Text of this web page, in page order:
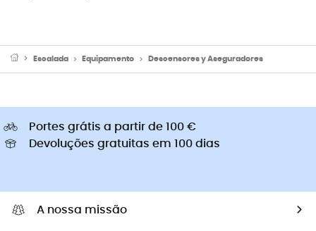
Escalada Equipamento Descensores y Aseguradores
Portes grátis a partir de 100 €
Devoluções gratuitas em 100 dias
A nossa missão